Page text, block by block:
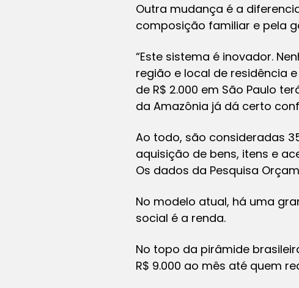
Outra mudança é a
composição familiar e pela
“Este sistema é inovador.
região e local de residência
de R$ 2.000 em São Paulo
da Amazônia já dá certo
Ao todo, são consideradas
aquisição de bens, itens e
Os dados da Pesquisa
No modelo atual, há uma
social é a renda.
No topo da pirâmide
R$ 9.000 ao mês até quem